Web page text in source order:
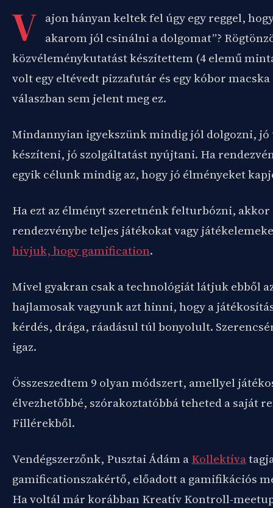
V ajon hányan keltek fel úgy egy reggel,
akarom jól csinálni a dolgomat”?
közvéleménykutatást készítettem (4 elemű
volt egy eltévedt pizzafutár és egy kóbor macska
válaszban sem jelent meg ez.
Mindannyian igyekszünk mindig jól dolgozni,
készíteni, jó szolgáltatást nyújtani. Ha
egyik célunk mindig az, hogy jó élményeket
Ha ezt az élményt szeretnénk felturbózni,
rendezvénybe teljes játékokat vagy
hívjuk, hogy gamification.
Mivel gyakran csak a technológiát látjuk ebből
hajlamosak vagyunk azt hinni, hogy a
kérdés, drága, ráadásul túl bonyolult.
igaz.
Összeszedtem 9 olyan módszert, amellyel
élvezhetőbbé, szórakoztatóbbá teheted a saját
Fillérekből.
Vendégszerzőnk, Pusztai Ádám aKollektíva
gamificationszakértő, előadott a gamifikációs
Ha voltál már korábban Kreatív Kontroll-